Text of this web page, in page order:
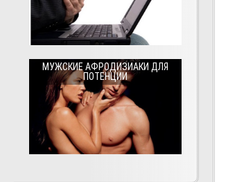
МУЖСКИЕ АФРОДИЗИАКИ ДЛЯ
ПОТЕНЦИИ